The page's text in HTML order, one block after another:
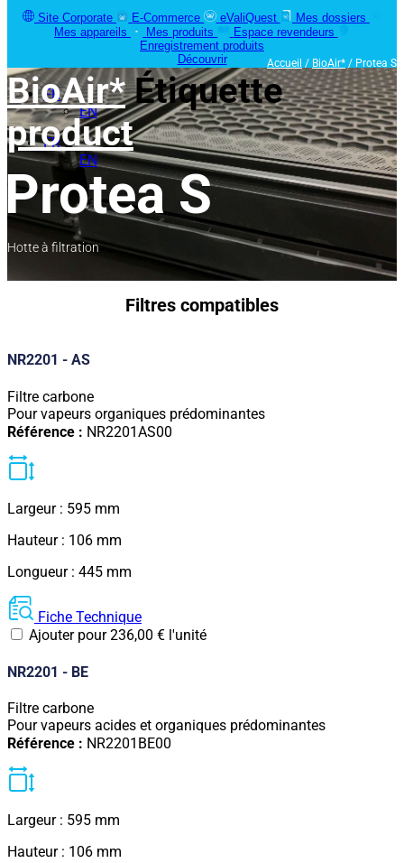
Site Corporate
E-Commerce eValiQuest
Mes dossiers
Mes appareils
Mes produits
Espace revendeurs
Enregistrement produits
Découvrir
FR
EN
FR
EN
Accueil / BioAir* / Protea S
BioAir* Étiquette
product
Protea S
Hotte à filtration
Filtres compatibles
NR2201 - AS
Filtre carbone
Pour vapeurs organiques prédominantes
Référence : NR2201AS00
Largeur : 595 mm
Hauteur : 106 mm
Longueur : 445 mm
Fiche Technique
Ajouter pour236,00 € l'unité
NR2201 - BE
Filtre carbone
Pour vapeurs acides et organiques prédominantes
Référence : NR2201BE00
Largeur : 595 mm
Hauteur : 106 mm